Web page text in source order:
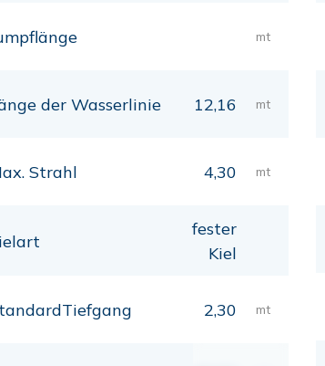
mt
der Wasserlinie 12,16 mt
Strahl 4,30 mt
fester
Kiel
2,30 mt